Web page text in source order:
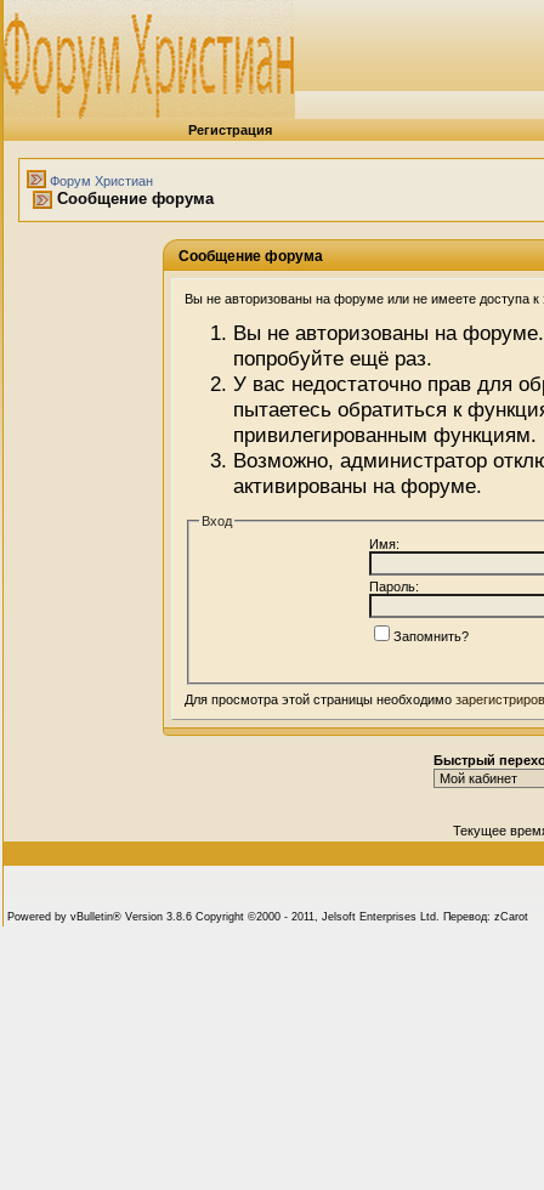
Регистрация
Форум Христиан
Сообщение форума
Сообщение форума
Вы не авторизованы на форуме или не имеете доступа к
Вы не авторизованы на
попробуйте ещё раз.
У вас недостаточно прав для
пытаетесь обратиться к
привилегированным функциям.
Возможно, администратор
активированы на форуме.
Вход
Имя:
Пароль:
Запомнить?
Для просмотра этой страницы необходимо
Быстрый
Текущее
Powered by vBulletin® Version 3.8.6 Copyright ©2000 - 2011, Jelsoft Enterprises Ltd. Перевод: zCarot